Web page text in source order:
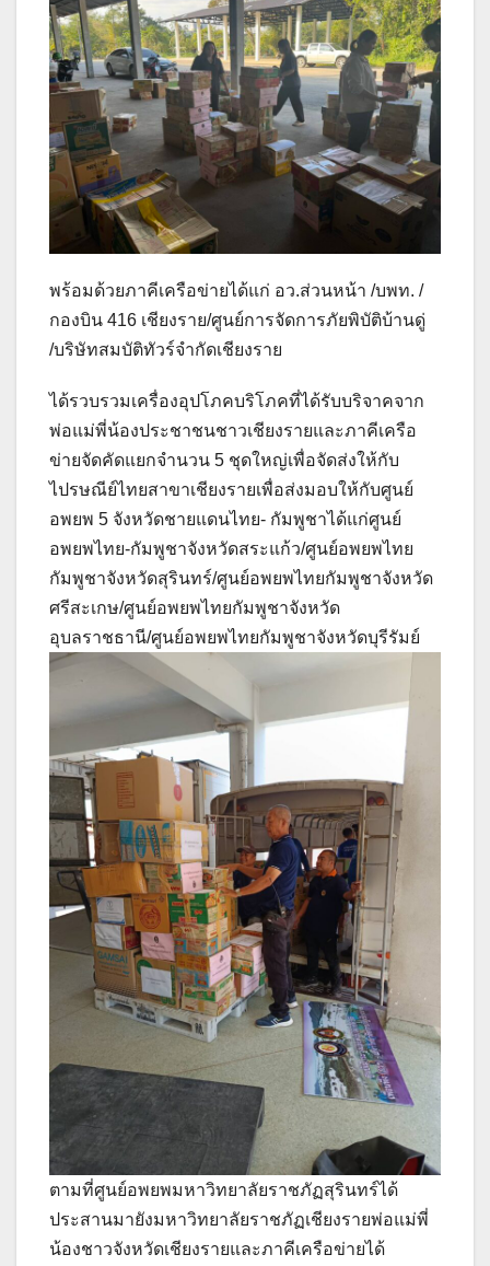
พร้อมด้วยภาคีเครือข่ายได้แก่ อว.ส่วนหน้า /บพท. /
กองบิน 416 เชียงราย/ศูนย์การจัดการภัยพิบัติบ้านดู่
/บริษัทสมบัติทัวร์จำกัดเชียงราย
ได้รวบรวมเครื่องอุปโภคบริโภคที่ได้รับบริจาคจาก
พ่อแม่พี่น้องประชาชนชาวเชียงรายและภาคีเครือ
ข่ายจัดคัดแยกจำนวน 5 ชุดใหญ่เพื่อจัดส่งให้กับ
ไปรษณีย์ไทยสาขาเชียงรายเพื่อส่งมอบให้กับศูนย์
อพยพ 5 จังหวัดชายแดนไทย- กัมพูชาได้แก่ศูนย์
อพยพไทย-กัมพูชาจังหวัดสระแก้ว/ศูนย์อพยพไทย
กัมพูชาจังหวัดสุรินทร์/ศูนย์อพยพไทยกัมพูชาจังหวัด
ศรีสะเกษ/ศูนย์อพยพไทยกัมพูชาจังหวัด
อุบลราชธานี/ศูนย์อพยพไทยกัมพูชาจังหวัดบุรีรัมย์
ตามที่ศูนย์อพยพมหาวิทยาลัยราชภัฏสุรินทร์ได้
ประสานมายังมหาวิทยาลัยราชภัฏเชียงรายพ่อแม่พี่
น้องชาวจังหวัดเชียงรายและภาคีเครือข่ายได้